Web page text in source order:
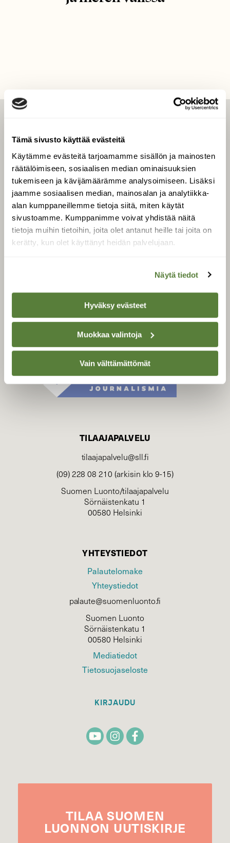
Tämä sivusto käyttää evästeitä
Käytämme evästeitä tarjoamamme sisällön ja mainosten
räätälöimiseen, sosiaalisen median ominaisuuksien
tukemiseen ja kävijämäärämme analysoimiseen. Lisäksi
jaamme sosiaalisen median, mainosalan ja analytiikka-
alan kumppaneillemme tietoja siitä, miten käytät
sivustoamme. Kumppanimme voivat yhdistää näitä
tietoja muihin tietoihin, joita olet antanut heille tai joita on
kerätty, kun olet käyttänyt heidän palvelujaan.
Näytä tiedot
Hyväksy evästeet
Muokkaa valintoja
Vain välttämättömät
Uusin lehti
Tilaa Suomen Luonto
Tilaa digilukuoikeus
Äänestä parasta juttua
Tilaa uutiskirje
Suomen Luonto -lehden
kustantaja onSuomen
luonnonsuojelu­liitto
TILAAJAPALVELU
tilaajapalvelu@sll.fi
(09) 228 08 210 (arkisin klo 9-15)
Suomen Luonto/tilaajapalvelu
Sörnäistenkatu 1
00580 Helsinki
YHTEYSTIEDOT
Palautelomake
Yhteystiedot
palaute@suomenluonto.fi
Suomen Luonto
Sörnäistenkatu 1
00580 Helsinki
Mediatiedot
Tietosuojaseloste
KIRJAUDU
TILAA SUOMEN
LUONNON UUTIS­KIRJE